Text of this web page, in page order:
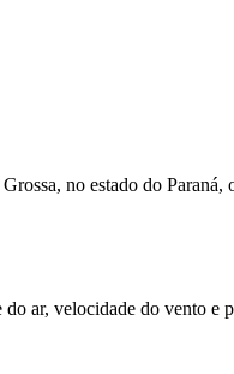
no estado do Paraná,
ar, velocidade do vento e